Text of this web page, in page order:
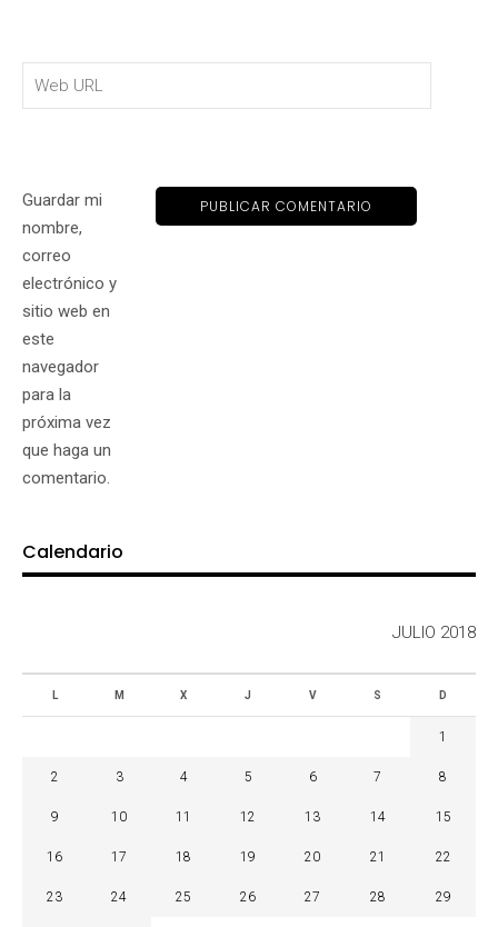
Guardar mi
nombre,
correo
electrónico y
sitio web en
este
navegador
para la
próxima vez
que haga un
comentario.
Calendario
JULIO 2018
L M X J V S D
1
2 3 4 5 6 7 8
9 10 11 12 13 14 15
16 17 18 19 20 21 22
23 24 25 26 27 28 29